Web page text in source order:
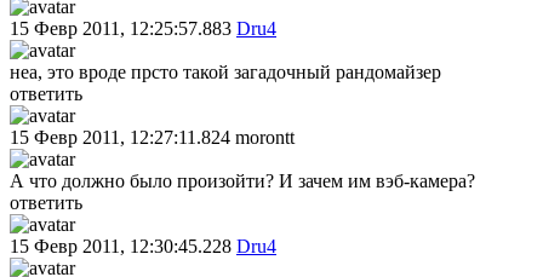
15 Февр 2011, 12:25:57.883 Dru4
неа, это вроде прсто такой загадочный рандомайзер
ответить
15 Февр 2011, 12:27:11.824 morontt
А что должно было произойти? И зачем им вэб-камера?
ответить
15 Февр 2011, 12:30:45.228 Dru4